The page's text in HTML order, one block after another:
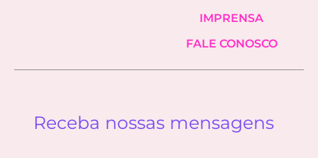
IMPRENSA
FALE CONOSCO
Receba nossas mensagens